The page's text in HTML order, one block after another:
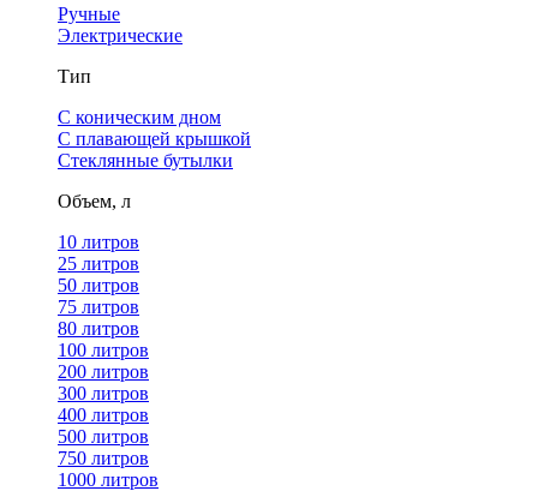
Ручные
Электрические
Тип
С коническим дном
С плавающей крышкой
Стеклянные бутылки
Объем, л
10 литров
25 литров
50 литров
75 литров
80 литров
100 литров
200 литров
300 литров
400 литров
500 литров
750 литров
1000 литров